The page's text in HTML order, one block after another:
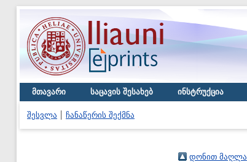
მთავარი საცავის შესახებ ინსტრუქცია
შესვლა ჩანაწერის შექმნა
დონით მაღლა